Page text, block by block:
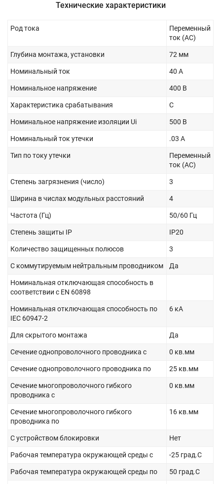
Технические характеристики
Род тока
Переменный
ток (AC)
Глубина монтажа, установки 72 мм
Номинальный ток 40 А
Номинальное напряжение 400 В
Характеристика срабатывания C
Номинальное напряжение изоляции Ui 500 В
Номинальный ток утечки .03 А
Тип по току утечки
Переменный
ток (AC)
Степень загрязнения (число) 3
Ширина в числах модульных расстояний 4
Частота (Гц) 50/60 Гц
Степень защиты IP IP20
Количество защищенных полюсов 3
С коммутируемым нейтральным проводником Да
Номинальная отключающая способность в
соответствии с EN 60898
Номинальная отключающая способность по
IEC 60947-2
6 кА
Для скрытого монтажа Да
Сечение однопроволочного проводника с 0 кв.мм
Сечение однопроволочного проводника по 25 кв.мм
Сечение многопроволочного гибкого
проводника с
0 кв.мм
Сечение многопроволочного гибкого
проводника по
16 кв.мм
С устройством блокировки Нет
Рабочая температура окружающей среды с -25 град.C
Рабочая температура окружающей среды по 50 град.C